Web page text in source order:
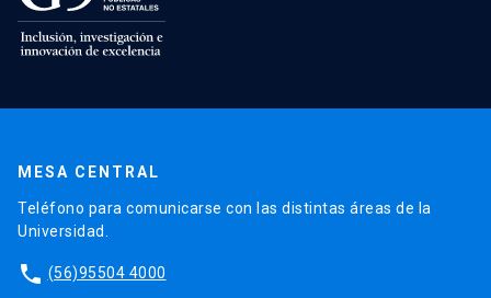
MESA CENTRAL
Teléfono para comunicarse con las distintas áreas de la
Universidad.
phone (56)95504 4000